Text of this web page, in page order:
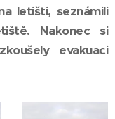
letišti, seznámili
Nakonec si
evakuaci